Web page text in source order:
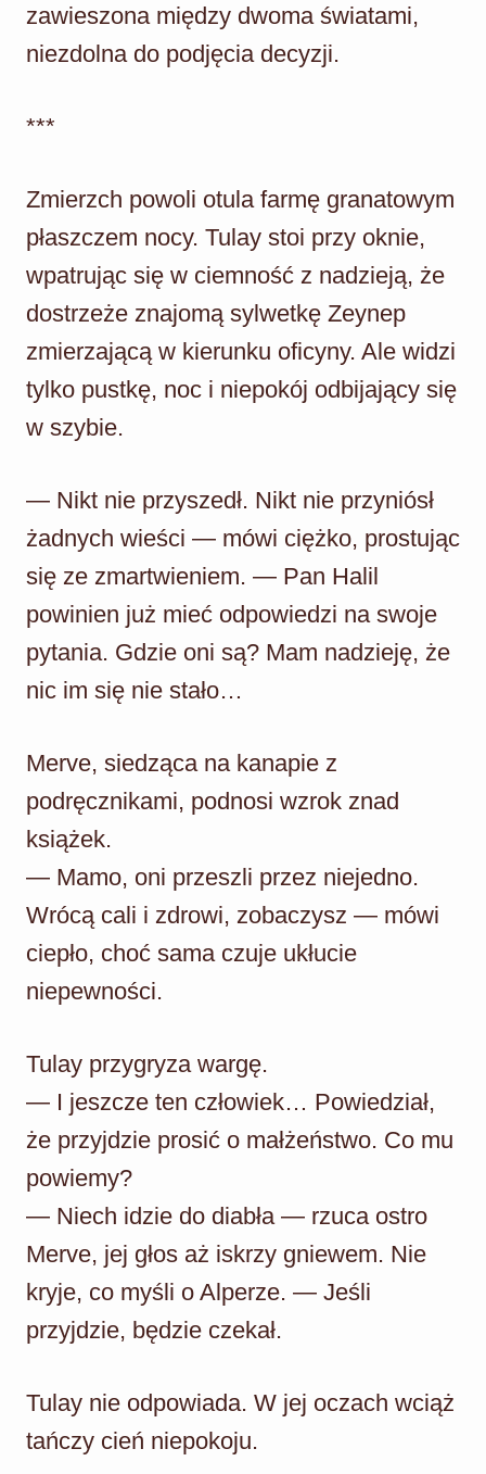
zawieszona między dwoma światami,
niezdolna do podjęcia decyzji.
***
Zmierzch powoli otula farmę granatowym
płaszczem nocy. Tulay stoi przy oknie,
wpatrując się w ciemność z nadzieją, że
dostrzeże znajomą sylwetkę Zeynep
zmierzającą w kierunku oficyny. Ale widzi
tylko pustkę, noc i niepokój odbijający się
w szybie.
— Nikt nie przyszedł. Nikt nie przyniósł
żadnych wieści — mówi ciężko, prostując
się ze zmartwieniem. — Pan Halil
powinien już mieć odpowiedzi na swoje
pytania. Gdzie oni są? Mam nadzieję, że
nic im się nie stało…
Merve, siedząca na kanapie z
podręcznikami, podnosi wzrok znad
książek.
— Mamo, oni przeszli przez niejedno.
Wrócą cali i zdrowi, zobaczysz — mówi
ciepło, choć sama czuje ukłucie
niepewności.
Tulay przygryza wargę.
— I jeszcze ten człowiek… Powiedział,
że przyjdzie prosić o małżeństwo. Co mu
powiemy?
— Niech idzie do diabła — rzuca ostro
Merve, jej głos aż iskrzy gniewem. Nie
kryje, co myśli o Alperze. — Jeśli
przyjdzie, będzie czekał.
Tulay nie odpowiada. W jej oczach wciąż
tańczy cień niepokoju.